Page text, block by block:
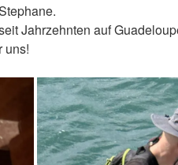
Jahrzehnten auf
uns!